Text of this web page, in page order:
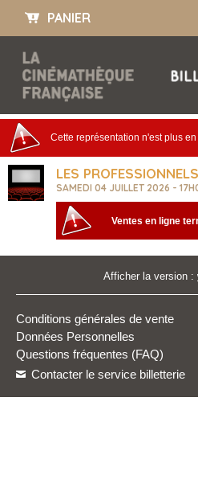
PANIER
Cette représentation n'est plus
LES PROFESSIONNELS
SAMEDI 04 JUILLET 2026 -
Ventes en ligne
Afficher la version :
Questions fréquentes (FAQ)
Conditions générales de vente
Données Personnelles
Contacter le service billetterie